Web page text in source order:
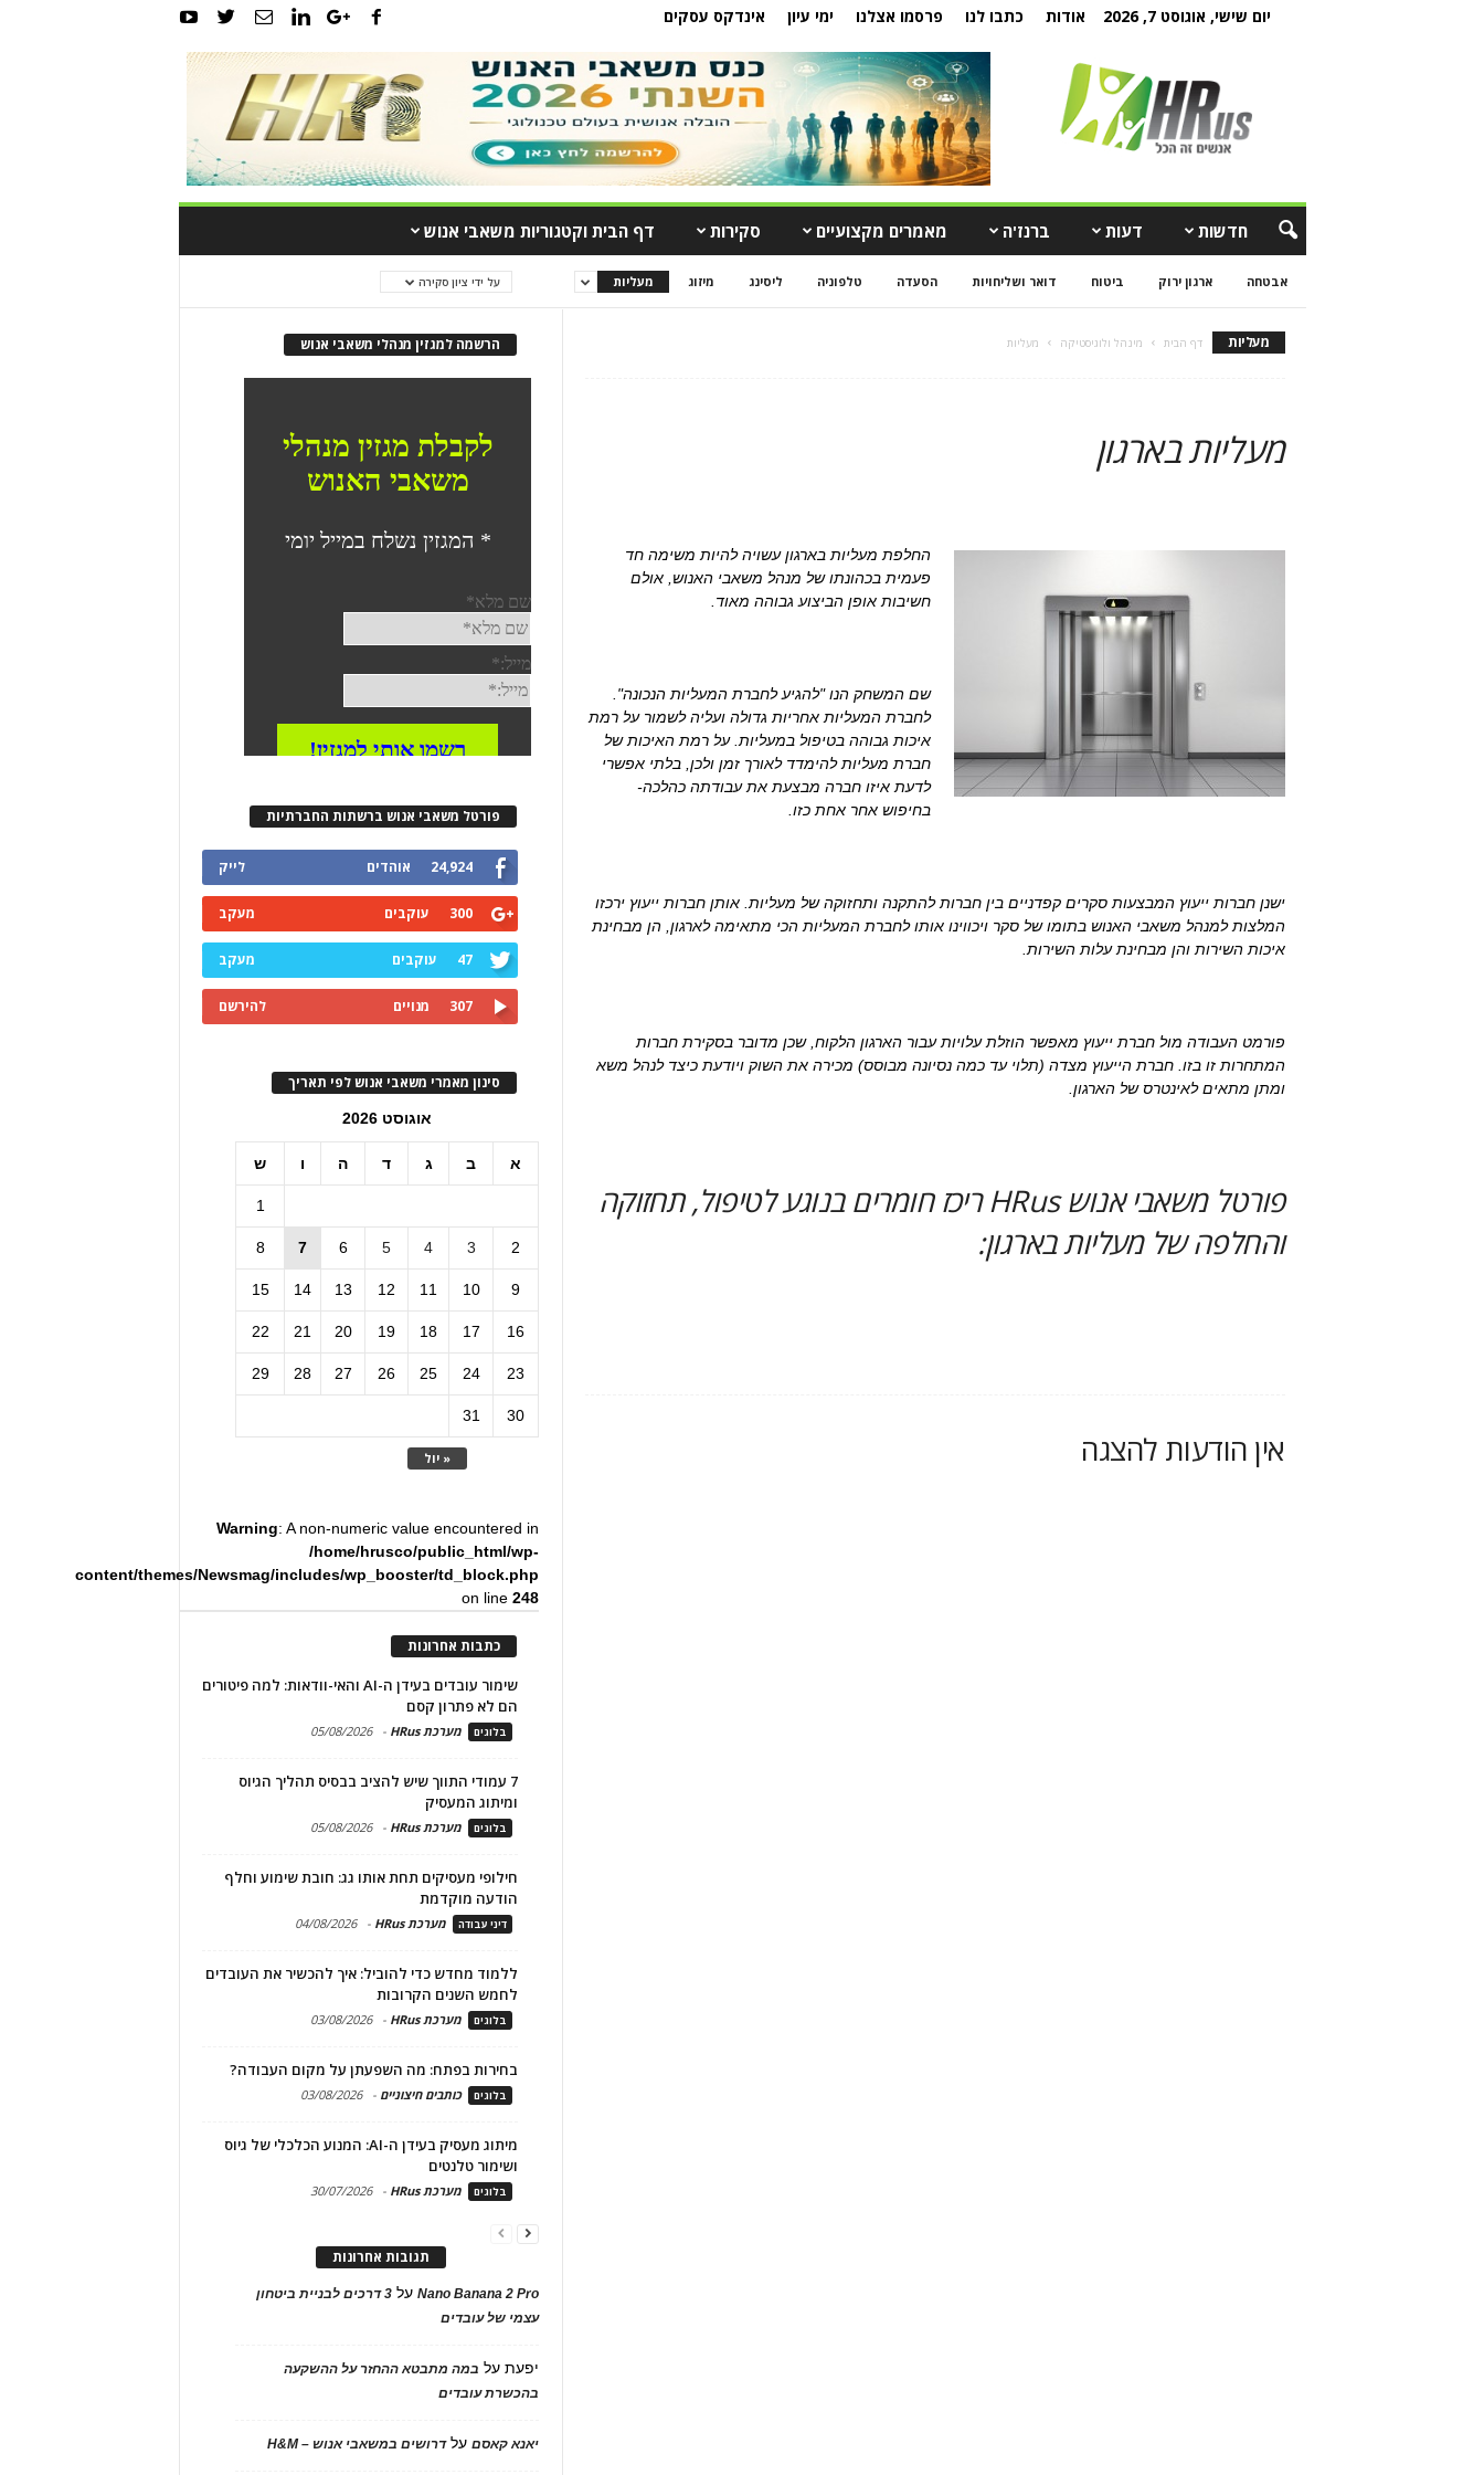
יום שישי, אוגוסט 7, 2026 אודות כתבו לנו פרסמו אצלנו ימי עיון אינדקס עסקים
חדשות דעות ברנז'ה מאמרים מקצועיים סקירות דף הבית וקטגוריות משאבי אנוש
אבטחה ארגון ירוק ביטוח דואר ושליחויות הסעדה טלפוניה ליסינג מיזוג מעליות על ידי ציון סקירה
מעליות דף הבית מינהל ולוגיסטיקה מעליות
מעליות בארגון
החלפת מעליות בארגון עשויה להיות משימה חד
פעמית בכהונתו של מנהל משאבי האנוש, אולם
חשיבות אופן הביצוע גבוהה מאוד.
שם המשחק הנו "להגיע לחברת המעליות הנכונה".
לחברת המעליות אחריות גדולה ועליה לשמור על רמת
איכות גבוהה בטיפול במעליות. על רמת האיכות של
חברת מעליות להימדד לאורך זמן ולכן, בלתי אפשרי
לדעת איזו חברה מבצעת את עבודתה כהלכה-
בחיפוש אחר אחת כזו.
ישנן חברות ייעוץ המבצעות סקרים קפדניים בין חברות להתקנה ותחזוקה של מעליות. אותן חברות ייעוץ ירכזו
המלצות למנהל משאבי האנוש בתומו של סקר ויכווינו אותו לחברת המעליות הכי מתאימה לארגון, הן מבחינת
איכות השירות והן מבחינת עלות השירות.
פורמט העבודה מול חברת ייעוץ מאפשר הוזלת עלויות עבור הארגון הלקוח, שכן מדובר בסקירת חברות
המתחרות זו בזו. חברת הייעוץ מצדה (תלוי עד כמה נסיונה מבוסס) מכירה את השוק ויודעת כיצד לנהל משא
ומתן מתאים לאינטרס של הארגון.
פורטל משאבי אנוש HRus ריכז חומרים בנוגע לטיפול, תחזוקה
והחלפה של מעליות בארגון:
אין הודעות להצגה
הרשמה למגזין מנהלי משאבי אנוש
פורטל משאבי אנוש ברשתות החברתיות
24,924 אוהדים לייק
300 עוקבים מעקב
47 עוקבים מעקב
307 מנויים להירשם
סינון מאמרי משאבי אנוש לפי תאריך
אוגוסט 2026
א ב ג ד ה ו ש
« יול
1
2
3
4
5
6
7
8
9
10
11
12
13
14
15
16
17
18
19
20
21
22
23
24
25
26
27
28
29
30
31
Warning: A non-numeric value encountered in
/home/hrusco/public_html/wp-
content/themes/Newsmag/includes/wp_booster/td_block.php
on line248
כתבות אחרונות
שימור עובדים בעידן ה-AI והאי-וודאות: למה פיטורים
הם לא פתרון קסם
בלוגים מערכת HRus -
05/08/2026
7 עמודי התווך שיש להציב בבסיס תהליך הגיוס
ומיתוג המעסיק
בלוגים מערכת HRus -
05/08/2026
חילופי מעסיקים תחת אותו גג: חובת שימוע וחלף
הודעה מוקדמת
דיני עבודה מערכת HRus -
04/08/2026
ללמוד מחדש כדי להוביל: איך להכשיר את העובדים
לחמש השנים הקרובות
בלוגים מערכת HRus -
03/08/2026
בחירות בפתח: מה השפעתן על מקום העבודה?
בלוגים כותבים חיצוניים -
03/08/2026
מיתוג מעסיק בעידן ה-AI: המנוע הכלכלי של גיוס
ושימור טלנטים
בלוגים מערכת HRus -
30/07/2026
תגובות אחרונות
Nano Banana 2 Proעל
3 דרכים לבניית ביטחון
עצמי של עובדים
יפעתעל במה מתבטא ההחזר על ההשקעה
בהכשרת עובדים
יאנא קאסםעלדרושים במשאבי אנוש – H&M